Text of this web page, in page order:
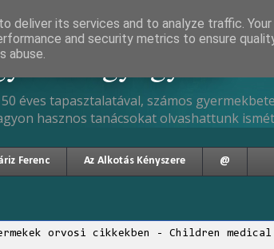
éves tapasztalatával, számos
hasznos tanácsokat olvashattunk
Ferenc Az Alkotás Kényszere @
orvosi cikkekben - Children
deliver its services and to analyze traffic.
and security metrics to ensure
abuse.